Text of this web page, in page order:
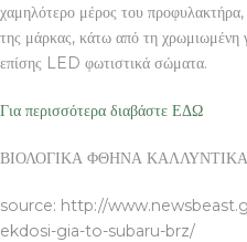
χαμηλότερο μέρος του προφυλακτήρα,
της μάρκας, κάτω από τη χρωμιωμένη
επίσης LED φωτιστικά σώματα.
Για περισσότερα διαβάστε ΕΔΩ
ΒΙΟΛΟΓΙΚΑ ΦΘΗΝΑ
source: http://
ekdosi-gia-to-subaru-brz/